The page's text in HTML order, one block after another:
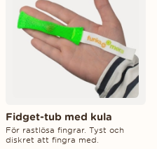
Fidget-tub med kula
För rastlösa fingrar. Tyst och
diskret att fingra med.